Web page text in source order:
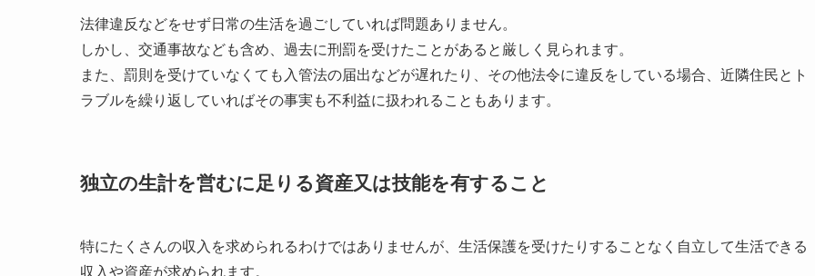
法律違反などをせず日常の生活を過ごしていれば問題ありません。
しかし、交通事故なども含め、過去に刑罰を受けたことがあると厳しく見られます。
また、罰則を受けていなくても入管法の届出などが遅れたり、その他法令に違反をしている場合、近隣住民とト
ラブルを繰り返していればその事実も不利益に扱われることもあります。
独立の生計を営むに足りる資産又は技能を有すること
特にたくさんの収入を求められるわけではありませんが、生活保護を受けたりすることなく自立して生活できる
収入や資産が求められます。